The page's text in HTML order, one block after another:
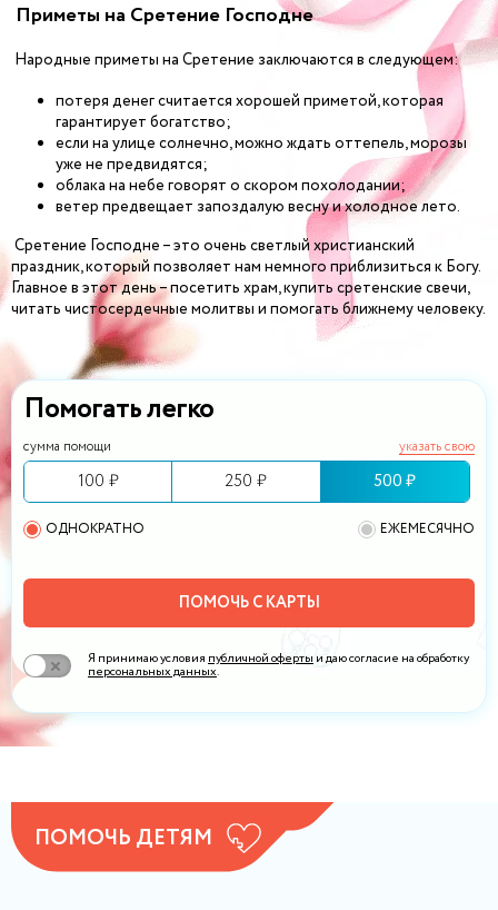
Помогать легко
сумма помощи указать свою
100 ₽ 250 ₽ 500 ₽
ОДНОКРАТНО ЕЖЕМЕСЯЧНО
ПОМОЧЬ С КАРТЫ
Я принимаю условияпубличной офертыи даю согласие на обработку
персональных данных.
Приметы на Сретение Господне
Народные приметы на Сретение заключаются в следующем:
потеря денег считается хорошей приметой, которая
гарантирует богатство;
если на улице солнечно, можно ждать оттепель, морозы
уже не предвидятся;
облака на небе говорят о скором похолодании;
ветер предвещает запоздалую весну и холодное лето.
Сретение Господне – это очень светлый христианский
праздник, который позволяет нам немного приблизиться к Богу.
Главное в этот день – посетить храм, купить сретенские свечи,
читать чистосердечные молитвы и помогать ближнему человеку.
ПОМОЧЬ ДЕТЯМ